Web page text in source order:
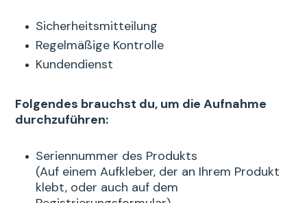
Sicherheitsmitteilung
Regelmäßige Kontrolle
Kundendienst
Folgendes brauchst du, um die Aufnahme
durchzuführen:
Seriennummer des Produkts
(Auf einem Aufkleber, der an Ihrem Produkt
klebt, oder auch auf dem